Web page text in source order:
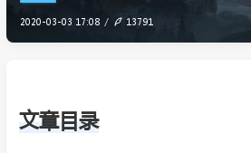
2020-03-03 17:08 13791
文章目录